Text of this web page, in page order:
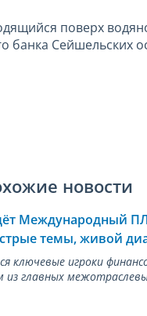
поверх
Сейшельских
новости
Международный
темы, живой
ключевые игроки
из главных